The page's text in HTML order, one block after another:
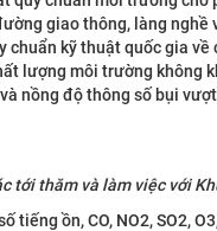
giao thông, làng nghề
chuẩn kỹ thuật quốc gia
lượng môi trường không
nồng độ thông số bụi
tới thăm và làm việc với
ồn, CO, NO2, SO2,